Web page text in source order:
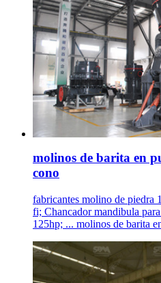
molinos de barita en
cono
fabricantes molino de piedra
fi; Chancador mandibula
125hp; ... molinos de barita